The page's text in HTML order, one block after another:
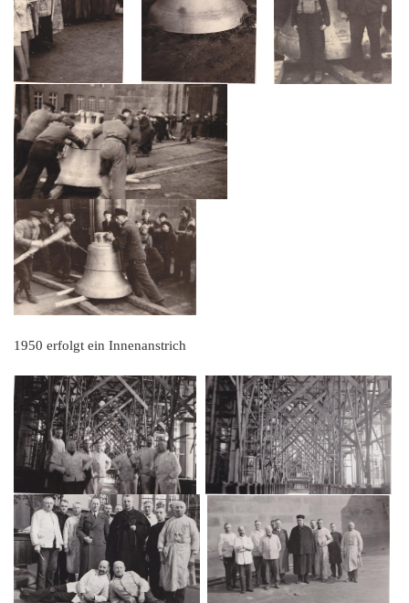
1950 erfolgt ein Innenanstrich